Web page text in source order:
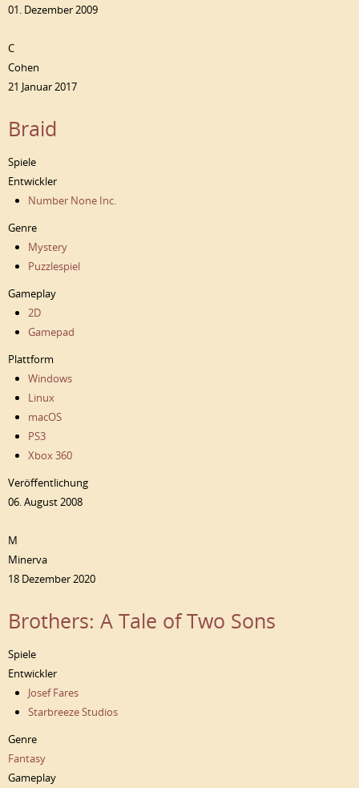
01. Dezember 2009
C
Cohen
21 Januar 2017
Braid
Spiele
Entwickler
Number None Inc.
Genre
Mystery
Puzzlespiel
Gameplay
2D
Gamepad
Plattform
Windows
Linux
macOS
PS3
Xbox 360
Veröffentlichung
06. August 2008
M
Minerva
18 Dezember 2020
Brothers: A Tale of Two Sons
Spiele
Entwickler
Josef Fares
Starbreeze Studios
Genre
Fantasy
Gameplay